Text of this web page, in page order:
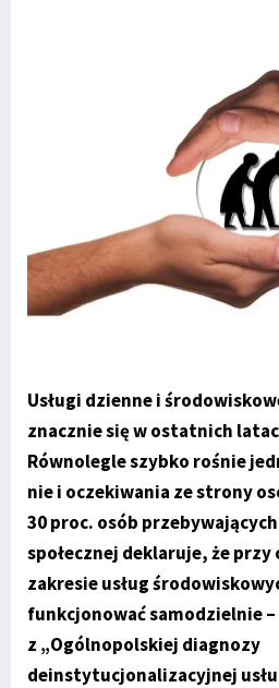
Usługi dzienne i
znacznie się w ostatnich
Równolegle szybko rośnie
nie i oczekiwania ze strony
30 proc. osób
społecznej deklaruje, że
zakresie usług
funkcjonować samodzielnie
z „Ogólnopolskiej diagnozy
deinstytucjonalizacyjnej